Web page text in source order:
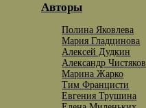
Авторы
Полина Яковлева
Мария Гладцинова
Алексей Дудкин
Александр Чистяков
Марина Жарко
Тим Францисти
Евгения Трушина